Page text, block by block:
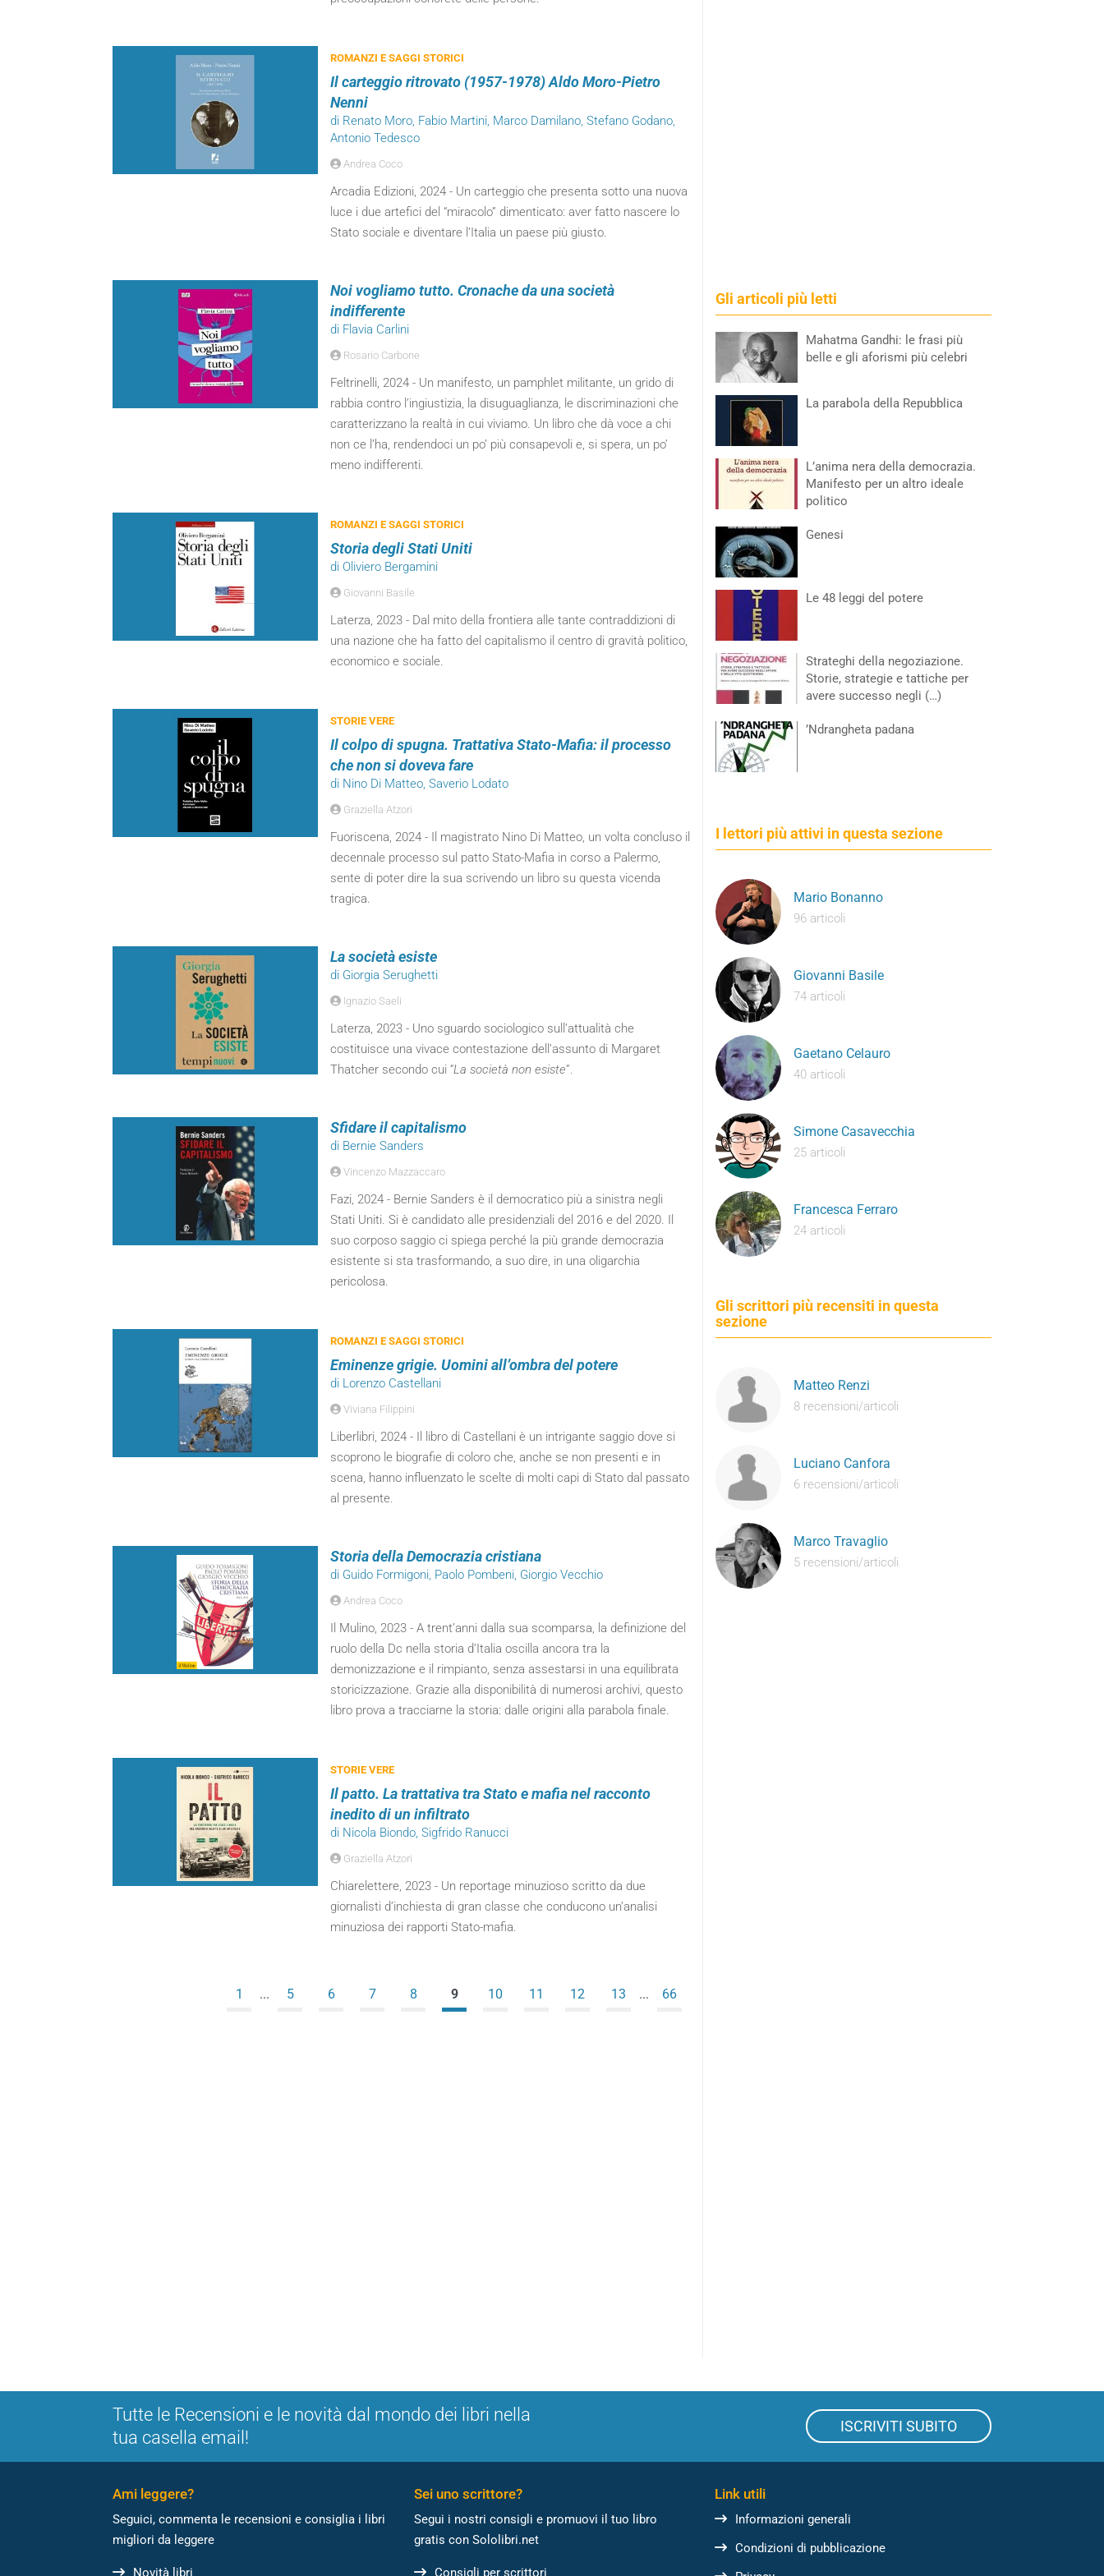
ROMANZI E SAGGI STORICI
Il carteggio ritrovato (1957-1978) Aldo Moro-Pietro
Nenni
di Renato Moro, Fabio Martini, Marco Damilano, Stefano Godano,
Antonio Tedesco
Andrea Coco
Arcadia Edizioni, 2024 - Un carteggio che presenta sotto una nuova
luce i due artefici del “miracolo” dimenticato: aver fatto nascere lo
Stato sociale e diventare l’Italia un paese più giusto.
Noi vogliamo tutto. Cronache da una società
indifferente
di Flavia Carlini
Rosario Carbone
Feltrinelli, 2024 - Un manifesto, un pamphlet militante, un grido di
rabbia contro l’ingiustizia, la disuguaglianza, le discriminazioni che
caratterizzano la realtà in cui viviamo. Un libro che dà voce a chi
non ce l’ha, rendendoci un po’ più consapevoli e, si spera, un po’
meno indifferenti.
ROMANZI E SAGGI STORICI
Storia degli Stati Uniti
di Oliviero Bergamini
Giovanni Basile
Laterza, 2023 - Dal mito della frontiera alle tante contraddizioni di
una nazione che ha fatto del capitalismo il centro di gravità politico,
economico e sociale.
STORIE VERE
Il colpo di spugna. Trattativa Stato-Mafia: il processo
che non si doveva fare
di Nino Di Matteo, Saverio Lodato
Graziella Atzori
Fuoriscena, 2024 - Il magistrato Nino Di Matteo, un volta concluso il
decennale processo sul patto Stato-Mafia in corso a Palermo,
sente di poter dire la sua scrivendo un libro su questa vicenda
tragica.
La società esiste
di Giorgia Serughetti
Ignazio Saeli
Laterza, 2023 - Uno sguardo sociologico sull’attualità che
costituisce una vivace contestazione dell’assunto di Margaret
Thatcher secondo cui “La società non esiste”.
Sfidare il capitalismo
di Bernie Sanders
Vincenzo Mazzaccaro
Fazi, 2024 - Bernie Sanders è il democratico più a sinistra negli
Stati Uniti. Si è candidato alle presidenziali del 2016 e del 2020. Il
suo corposo saggio ci spiega perché la più grande democrazia
esistente si sta trasformando, a suo dire, in una oligarchia
pericolosa.
ROMANZI E SAGGI STORICI
Eminenze grigie. Uomini all’ombra del potere
di Lorenzo Castellani
Viviana Filippini
Liberlibri, 2024 - Il libro di Castellani è un intrigante saggio dove si
scoprono le biografie di coloro che, anche se non presenti e in
scena, hanno influenzato le scelte di molti capi di Stato dal passato
al presente.
Storia della Democrazia cristiana
di Guido Formigoni, Paolo Pombeni, Giorgio Vecchio
Andrea Coco
Il Mulino, 2023 - A trent’anni dalla sua scomparsa, la definizione del
ruolo della Dc nella storia d’Italia oscilla ancora tra la
demonizzazione e il rimpianto, senza assestarsi in una equilibrata
storicizzazione. Grazie alla disponibilità di numerosi archivi, questo
libro prova a tracciarne la storia: dalle origini alla parabola finale.
STORIE VERE
Il patto. La trattativa tra Stato e mafia nel racconto
inedito di un infiltrato
di Nicola Biondo, Sigfrido Ranucci
Graziella Atzori
Chiarelettere, 2023 - Un reportage minuzioso scritto da due
giornalisti d’inchiesta di gran classe che conducono un’analisi
minuziosa dei rapporti Stato-mafia.
1 ... 5 6 7 8 9 10 11 12 13 ... 66
Gli articoli più letti
Mahatma Gandhi: le frasi più
belle e gli aforismi più celebri
La parabola della Repubblica
L’anima nera della democrazia.
Manifesto per un altro ideale
politico
Genesi
Le 48 leggi del potere
Strateghi della negoziazione.
Storie, strategie e tattiche per
avere successo negli (…)
’Ndrangheta padana
I lettori più attivi in questa sezione
Mario Bonanno
96 articoli
Giovanni Basile
74 articoli
Gaetano Celauro
40 articoli
Simone Casavecchia
25 articoli
Francesca Ferraro
24 articoli
Gli scrittori più recensiti in questa
sezione
Matteo Renzi
8 recensioni/articoli
Luciano Canfora
6 recensioni/articoli
Marco Travaglio
5 recensioni/articoli
Tutte le Recensioni e le novità dal mondo dei libri nella
tua casella email!
ISCRIVITI SUBITO
Ami leggere?
Seguici, commenta le recensioni e consiglia i libri
migliori da leggere
Novità libri
Sei uno scrittore?
Segui i nostri consigli e promuovi il tuo libro
gratis con Sololibri.net
Consigli per scrittori
Link utili
Informazioni generali
Condizioni di pubblicazione